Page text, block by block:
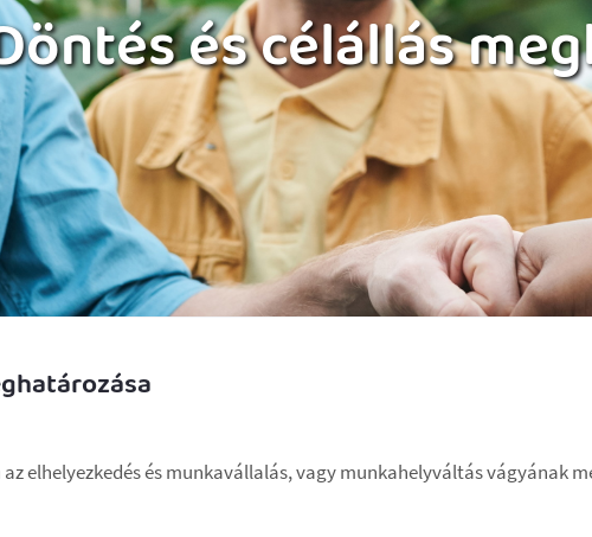
és célállás
elhelyezkedés és munkavállalás, vagy munkahelyváltás vágyának